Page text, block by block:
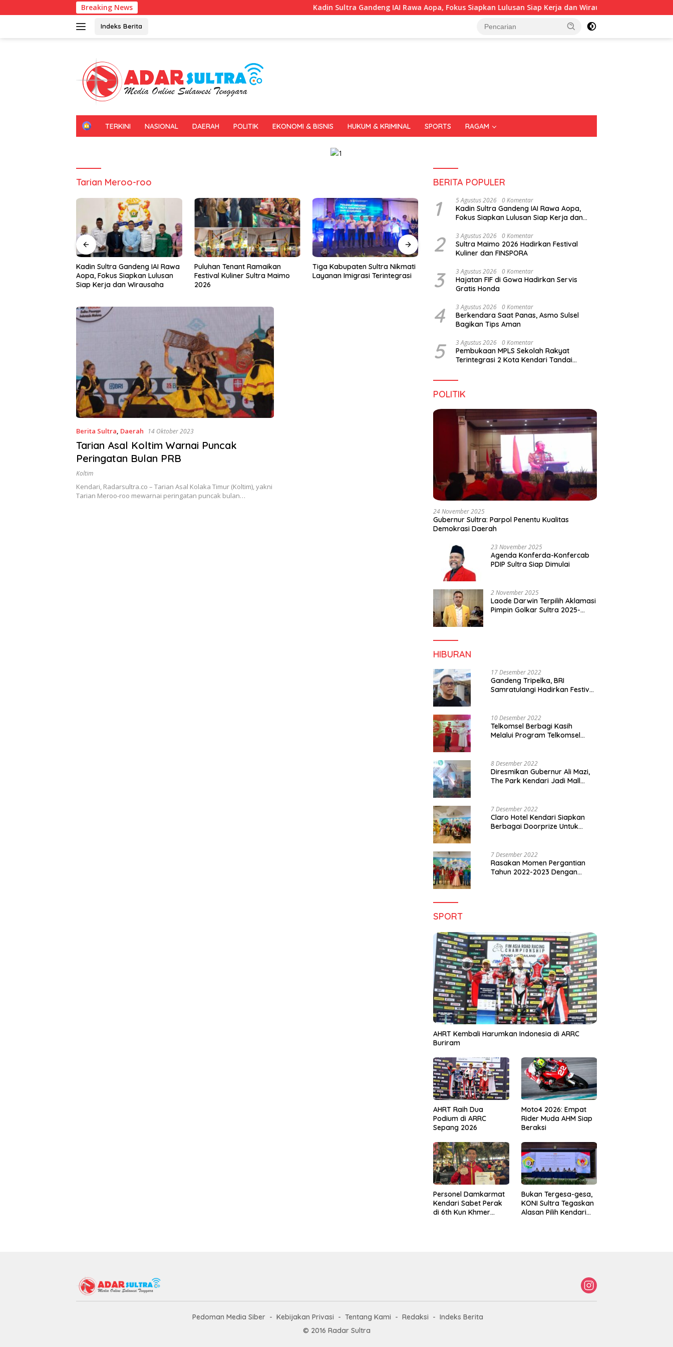
ke
Breaking News Kadin Sultra Gandeng IAI Rawa Aopa, Fokus Siapkan Lulusan Siap Kerja dan Wirausaha
Indeks Berita
H
TERKINI NASIONAL DAERAH POLITIK EKONOMI & BISNIS HUKUM & KRIMINAL SPORTS RAGAM
Tarian Meroo-roo
Puluhan Tenant Ramaikan
Festival Kuliner Sultra Maimo
2026
Tiga Kabupaten Sultra Nikmati
Layanan Imigrasi Terintegrasi
Harapan Tidak Mengenal
Batas Negara
Sultra Terus Maju, Namun
Infrastruktur Pariwisata dan
Perikanan Masih Jadi
Tantangan
Bank Sultra Pimpin Klasemen
Medali
Berita Sultra, Daerah 14 Oktober 2023
Tarian Asal Koltim Warnai Puncak
Peringatan Bulan PRB
Koltim
Kendari, Radarsultra.co – Tarian Asal Kolaka Timur (Koltim), yakni
Tarian Meroo-roo mewarnai peringatan puncak bulan…
BERITA POPULER
1 5 Agustus 2026 0 Komentar
Kadin Sultra Gandeng IAI Rawa Aopa,
Fokus Siapkan Lulusan Siap Kerja dan
2 3 Agustus 2026 0 Komentar
Sultra Maimo 2026 Hadirkan Festival
Kuliner dan FINSPORA
3 3 Agustus 2026 0 Komentar
Hajatan FIF di Gowa Hadirkan Servis
Gratis Honda
4 3 Agustus 2026 0 Komentar
Berkendara Saat Panas, Asmo Sulsel
Bagikan Tips Aman
5 3 Agustus 2026 0 Komentar
Pembukaan MPLS Sekolah Rakyat
Terintegrasi 2 Kota Kendari Tandai
POLITIK
24 November 2025
Gubernur Sultra: Parpol Penentu Kualitas
Demokrasi Daerah
23 November 2025
Agenda Konferda-Konfercab
PDIP Sultra Siap Dimulai
2 November 2025
Laode Darwin Terpilih Aklamasi
Pimpin Golkar Sultra 2025-
HIBURAN
17 Desember 2022
Gandeng Tripelka, BRI
Samratulangi Hadirkan Festival
10 Desember 2022
Telkomsel Berbagi Kasih
Melalui Program Telkomsel
8 Desember 2022
Diresmikan Gubernur Ali Mazi,
The Park Kendari Jadi Mall
7 Desember 2022
Claro Hotel Kendari Siapkan
Berbagai Doorprize Untuk
7 Desember 2022
Rasakan Momen Pergantian
Tahun 2022-2023 Dengan
SPORT
AHRT Kembali Harumkan Indonesia di ARRC
Buriram
AHRT Raih Dua
Podium di ARRC
Sepang 2026
Moto4 2026: Empat
Rider Muda AHM Siap
Beraksi
Personel Damkarmat
Kendari Sabet Perak
di 6th Kun Khmer
Bukan Tergesa-gesa,
KONI Sultra Tegaskan
Alasan Pilih Kendari
Pedoman Media Siber Kebijakan Privasi Tentang Kami Redaksi
Indeks Berita
© 2016 Radar Sultra